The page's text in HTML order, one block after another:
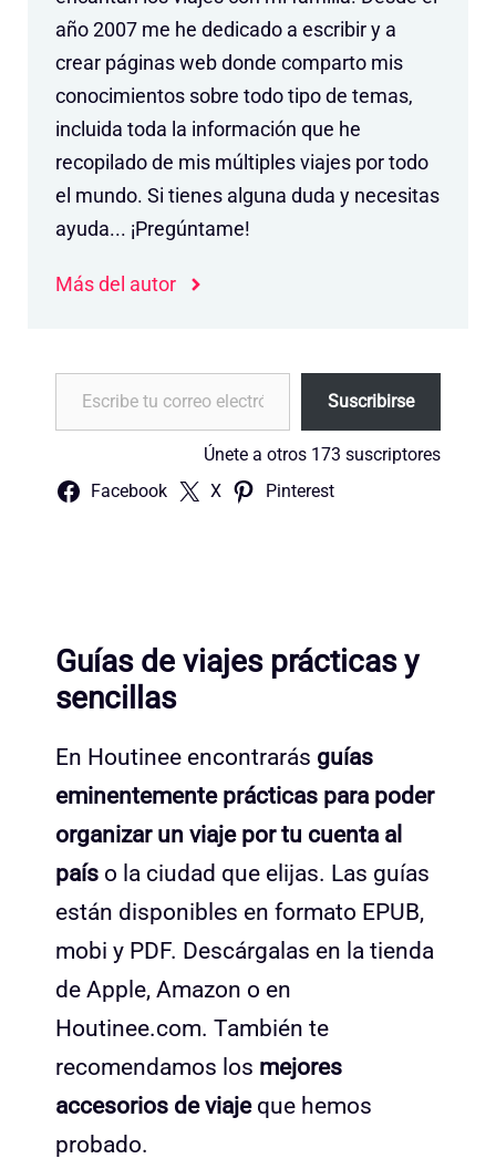
año 2007 me he dedicado a escribir y a
crear páginas web donde comparto mis
conocimientos sobre todo tipo de temas,
incluida toda la información que he
recopilado de mis múltiples viajes por todo
el mundo. Si tienes alguna duda y necesitas
ayuda... ¡Pregúntame!
Más del autor
Escribe tu correo electrónico…
Suscribirse
Únete a otros 173 suscriptores
Facebook X Pinterest
Guías de viajes prácticas y
sencillas
En Houtinee encontrarás guías
eminentemente prácticas para poder
organizar un viaje por tu cuenta al
país o la ciudad que elijas. Las guías
están disponibles en formato EPUB,
mobi y PDF. Descárgalas en la tienda
de Apple, Amazon o en
Houtinee.com. También te
recomendamos los mejores
accesorios de viajeque hemos
probado.